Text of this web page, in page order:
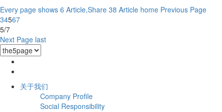
Every page shows 6 Article,Share 38 Article home Previous Page
34567
5/7
Next Page last
关于我们
Company Profile
Social Responsibility